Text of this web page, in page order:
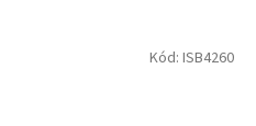
Kód: ISB4260